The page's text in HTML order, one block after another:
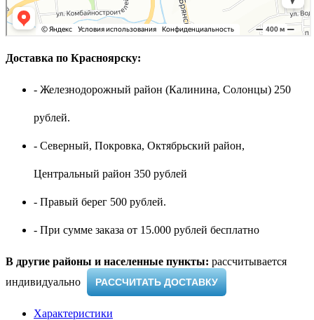
Доставка по Красноярску:
- Железнодорожный район (Калинина, Солонцы) 250
рублей.
- Северный, Покровка, Октябрьский район,
Центральный район 350 рублей
- Правый берег 500 рублей.
- При сумме заказа от 15.000 рублей бесплатно
В другие районы и населенные пункты: рассчитывается
индивидуально ​
РАССЧИТАТЬ ДОСТАВКУ
Характеристики